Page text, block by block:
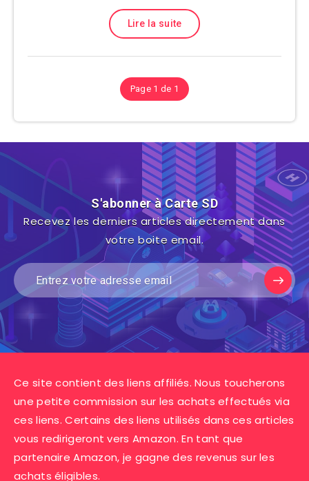
Lire la suite
Page 1 de 1
S'abonner à Carte SD
Recevez les derniers articles directement dans
votre boite email.
Ce site contient des liens affiliés. Nous toucherons
une petite commission sur les achats effectués via
ces liens. Certains des liens utilisés dans ces articles
vous redirigeront vers Amazon. En tant que
partenaire Amazon, je gagne des revenus sur les
achats éligibles.